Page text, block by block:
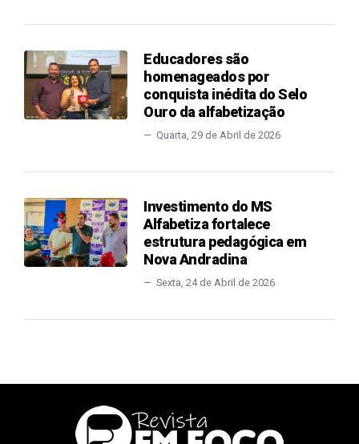
Educadores são
homenageados por
conquista inédita do Selo
Ouro da alfabetização
Quarta, 29 de Abril de 2026
Investimento do MS
Alfabetiza fortalece
estrutura pedagógica em
Nova Andradina
Sexta, 24 de Abril de 2026